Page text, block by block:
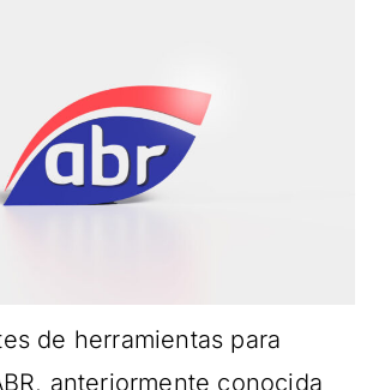
de herramientas para
anteriormente conocida